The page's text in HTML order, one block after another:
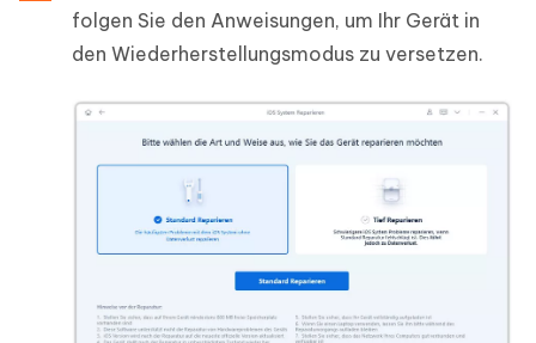
folgen Sie den Anweisungen, um Ihr Gerät in
den Wiederherstellungsmodus zu versetzen.